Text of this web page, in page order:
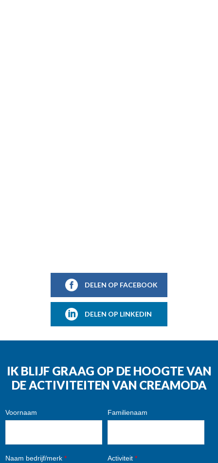
DELEN OP FACEBOOK
DELEN OP LINKEDIN
IK BLIJF GRAAG OP DE HOOGTE VAN
DE ACTIVITEITEN VAN CREAMODA
Voornaam Familienaam
Naam bedrijf/merk * Activiteit *